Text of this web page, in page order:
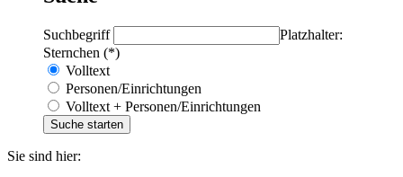
Suchbegriff
Platzhalter:
Sternchen (*)
Volltext
Personen/Einrichtungen
Volltext + Personen/Einrichtungen
Sie sind hier: